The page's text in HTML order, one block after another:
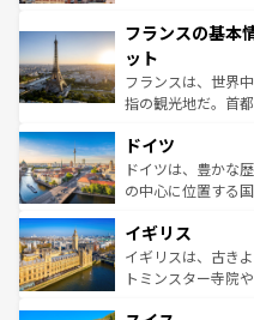
ませてくれるイタ
なお、新着のイタリ
しい。
文化が根付くこの
れる闘牛、そして
る。首都マドリー
アートに溢れた街
せる。地方によっ
ンテンツ一覧を参
フランスの基本
ット
フランスは、世界
指の観光地だ。首
で、幅広い魅力が
聖堂、美しいビー
から魅了する。ま
いる。シャンパン
香り高いラベンダ
らに、パリ以外の
ドイツ
ドイツは、豊かな
の中心に位置する
顔を持つこの国は
ルリンの文化的活
してライン川沿い
イギリス
イギリスは、古き
トミンスター寺院